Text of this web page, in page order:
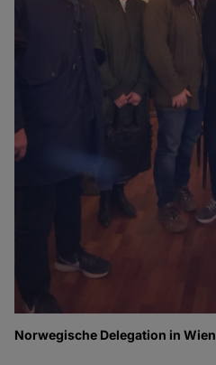
Norwegische Delegation in Wien